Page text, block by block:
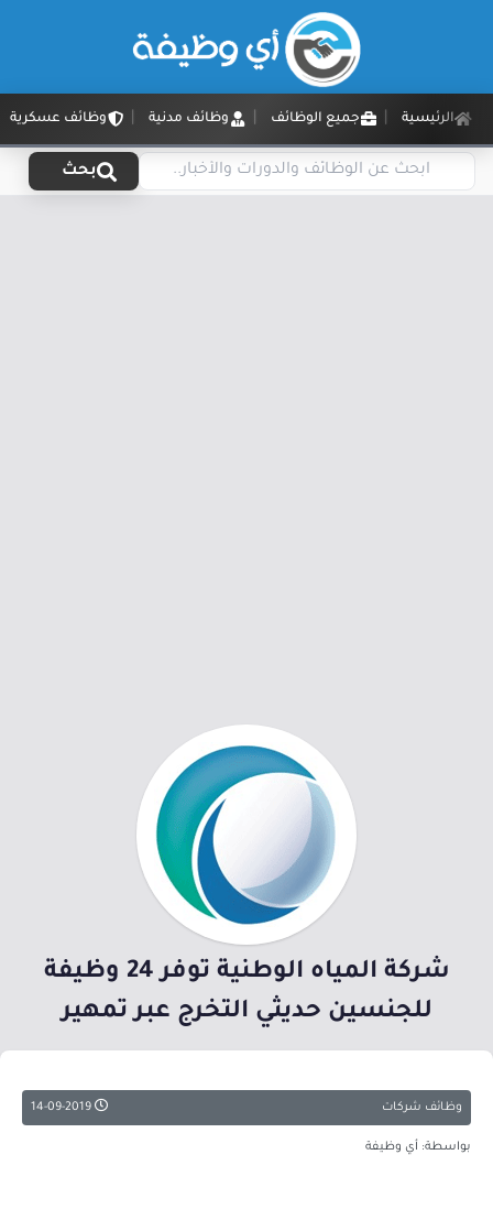
الرئيسية جميع الوظائف وظائف مدنية وظائف عسكرية
بحث
شركة المياه الوطنية توفر 24 وظيفة
للجنسين حديثي التخرج عبر تمهير
وظائف شركات
بواسطة: أي وظيفة